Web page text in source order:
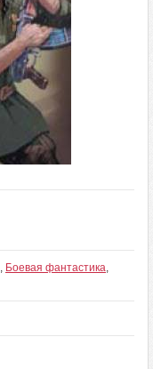
, Боевая фантастика,